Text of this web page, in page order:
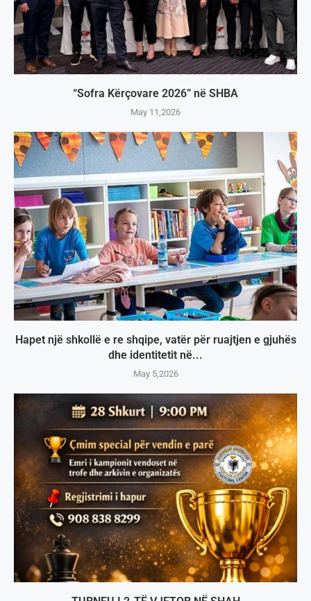
“Sofra Kërçovare 2026” në SHBA
May 11,2026
Hapet një shkollë e re shqipe, vatër për ruajtjen e gjuhës
dhe identitetit në...
May 5,2026